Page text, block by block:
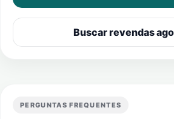
Buscar revendas
PERGUNTAS FREQUENTES